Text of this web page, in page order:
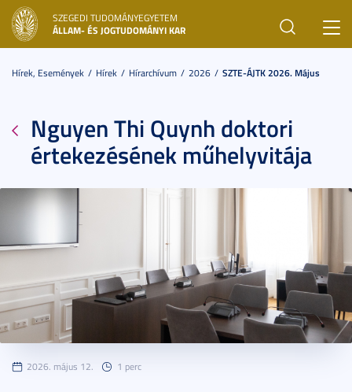
SZEGEDI TUDOMÁNYEGYETEM
ÁLLAM- ÉS JOGTUDOMÁNYI KAR
Hírek, Események Hírek Hírarchívum 2026 SZTE-ÁJTK 2026. Május
Nguyen Thi Quynh doktori
értekezésének műhelyvitája
2026. május 12. 1 perc